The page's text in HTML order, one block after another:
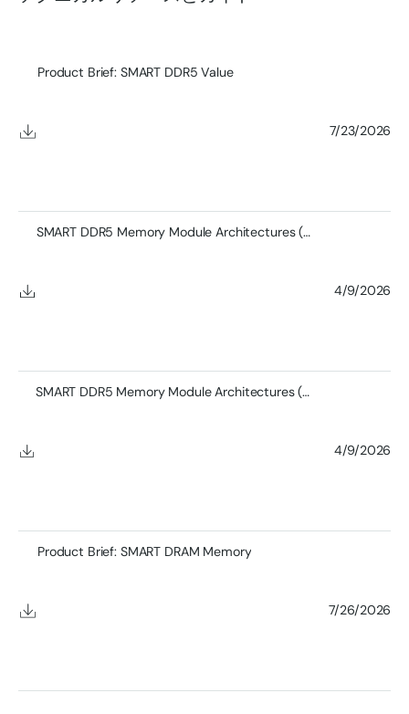
Product Brief: SMART DDR5 Value
7/23/2026
SMART DDR5 Memory Module Architectures (Full)
4/9/2026
SMART DDR5 Memory Module Architectures (Short)
4/9/2026
Product Brief: SMART DRAM Memory
7/26/2026